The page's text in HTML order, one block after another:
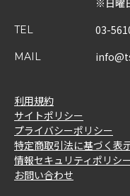
TEL 03-
MAIL
利用規約
サイトポリシー
プライバシーポリシー
特定商取引法に基づく表
情報セキュリティポリシ
お問い合わせ